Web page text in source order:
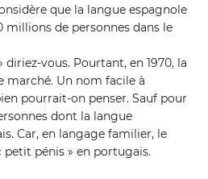
que la langue espagnole
millions de personnes dans le
diriez-vous. Pourtant, en 1970, la
marché. Un nom facile à
pourrait-on penser. Sauf pour
dont la langue
Car, en langage familier, le
pénis » en portugais.